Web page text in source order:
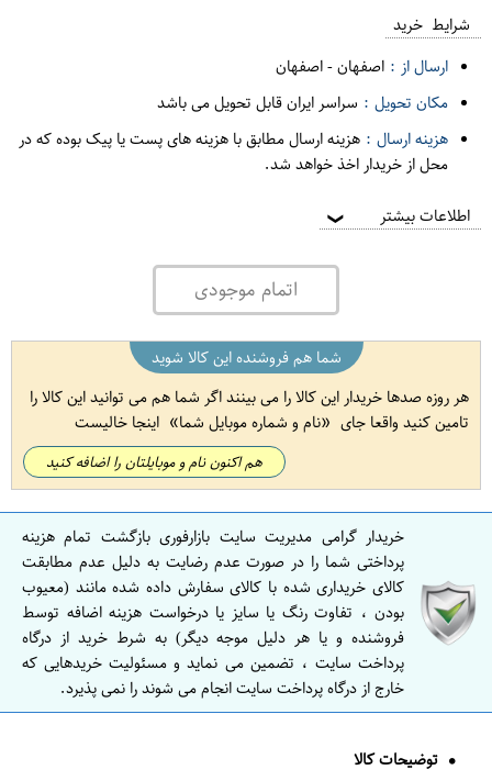
شرایط خرید
ارسال از : اصفهان-اصفهان
مکان تحویل : سراسر ایران قابل تحویل می باشد
هزینه ارسال : هزینه ارسال مطابق با هزینه های پست یا پیک بوده که در
محل از خریدار اخذ خواهد شد.
اطلاعات بیشتر ❯
اتمام موجودی
شما هم فروشنده این کالا شوید
هر روزه صدها خریدار این کالا را می بینند اگر شما هم می توانید این کالا را
تامین کنید واقعا جای
نام و شماره موبایل شما اینجا خالیست
هم اکنون نام و موبایلتان را اضافه کنید
خریدار گرامی مدیریت سایت بازارفوری بازگشت تمام هزینه
پرداختی شما را در صورت عدم رضایت به دلیل عدم مطابقت
کالای خریداری شده با کالای سفارش داده شده مانند (معیوب
بودن ، تفاوت رنگ یا سایز یا درخواست هزینه اضافه توسط
فروشنده و یا هر دلیل موجه دیگر) به شرط خرید از درگاه
پرداخت سایت ، تضمین می نماید و مسئولیت خریدهایی که
خارج از درگاه پرداخت سایت انجام می شوند را نمی پذیرد.
توضیحات کالا